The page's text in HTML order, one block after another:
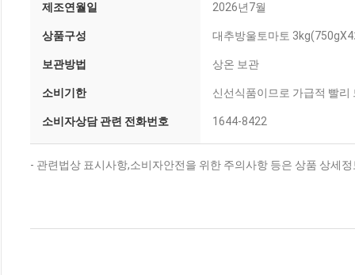
제조연월일 2026년7월
상품구성 대추방울토마토
보관방법 상온 보관
소비기한 신선식품이므로 가급적 빨리
소비자상담 관련 전화번호 1644-8422
- 관련법상 표시사항,소비자안전을 위한 주의사항 등은 상품 상세